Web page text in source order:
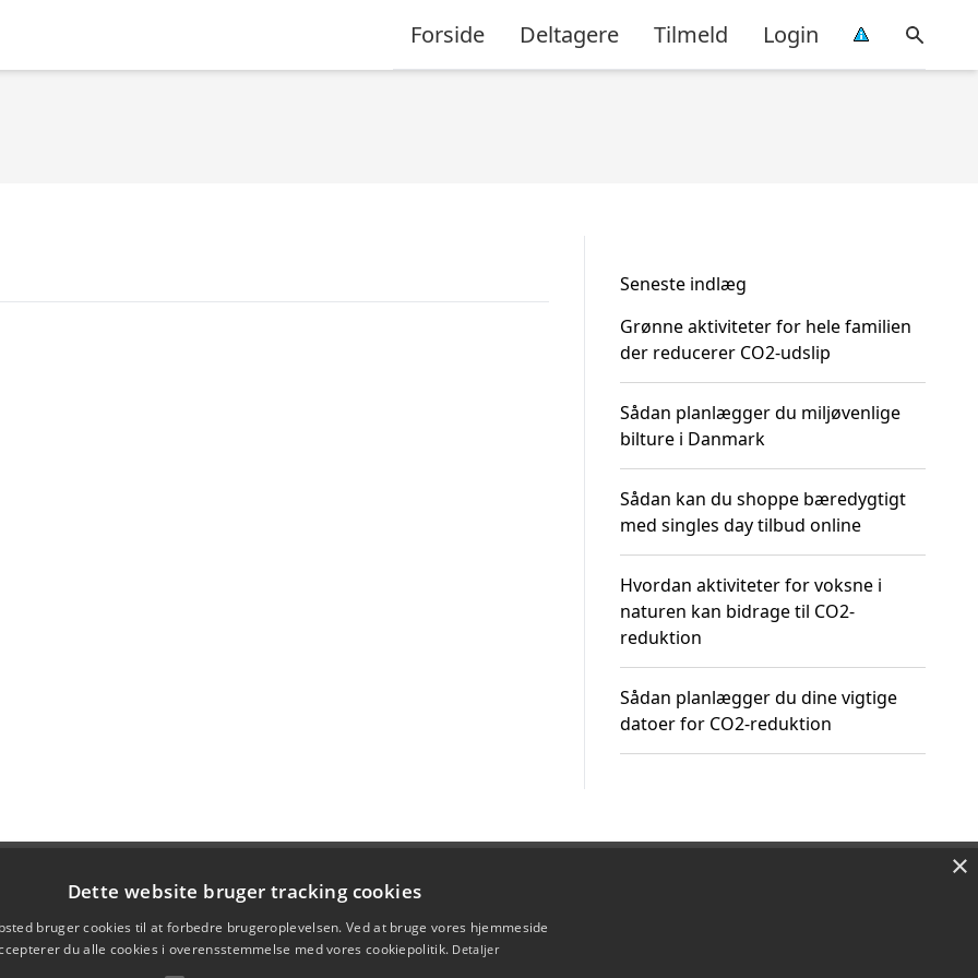
Forside Deltagere Tilmeld Login
Seneste indlæg
Grønne aktiviteter for hele familien
der reducerer CO2-udslip
Sådan planlægger du miljøvenlige
bilture i Danmark
Sådan kan du shoppe bæredygtigt
med singles day tilbud online
Hvordan aktiviteter for voksne i
naturen kan bidrage til CO2-
reduktion
Sådan planlægger du dine vigtige
datoer for CO2-reduktion
×
Dette website bruger tracking cookies
bruger cookies til at forbedre brugeroplevelsen. Ved at bruge vores hjemmeside
du alle cookies i overensstemmelse med vores cookiepolitik. Detaljer